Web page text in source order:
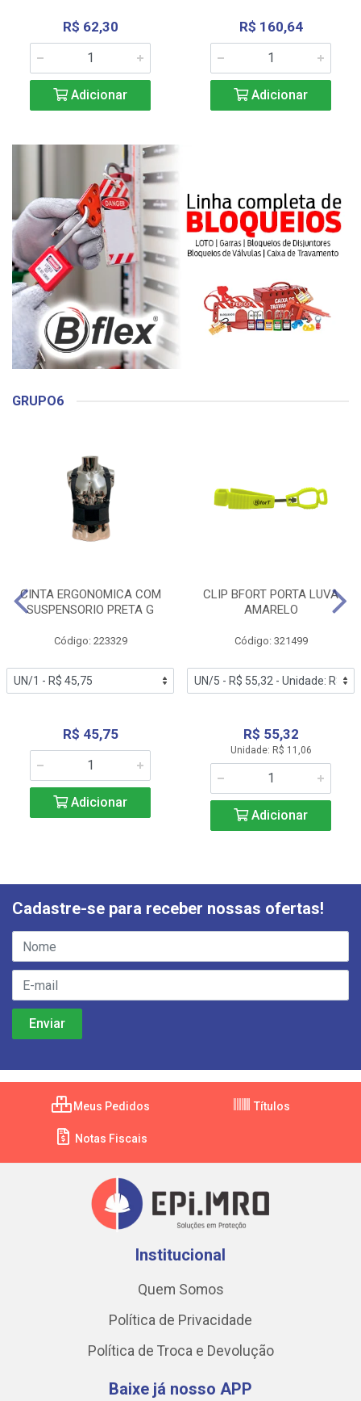
R$ 62,30
Adicionar
R$ 160,64
Adicionar
GRUPO6
CINTA ERGONOMICA COM
SUSPENSORIO PRETA G
Código: 223329
R$ 45,75
Adicionar
CLIP BFORT PORTA LUVA
AMARELO
Código: 321499
R$ 55,32
Unidade: R$ 11,06
Adicionar
Cadastre-se para receber nossas ofertas!
Meus Pedidos Títulos
Notas Fiscais
Institucional
Quem Somos
Política de Privacidade
Política de Troca e Devolução
Baixe já nosso APP